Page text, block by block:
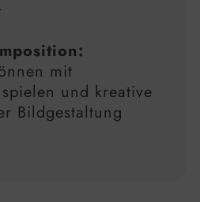
mit
und kreative
Bildgestaltung